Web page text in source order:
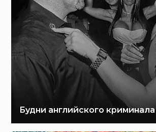
Будни английского криминала